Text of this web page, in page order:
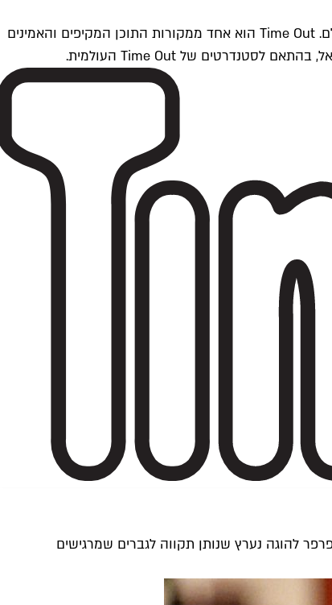
Time Outתל אביב הוא חלק מרשת Time Out Global — רשת מדיה בינלאומית הפועלת ב-360 ערים מרכזיות וב-60 מדינות ברחבי העולם. Time Out הוא אחד ממקורות התוכן המקיפים והאמינים
להוגה נערץ שנותן תקווה לגברים שמרגישים